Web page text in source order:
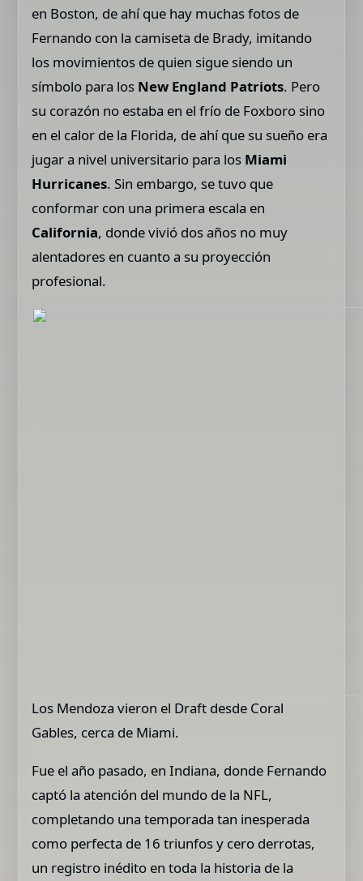
en Boston, de ahí que hay muchas fotos de
Fernando con la camiseta de Brady, imitando
los movimientos de quien sigue siendo un
símbolo para los New England Patriots. Pero
su corazón no estaba en el frío de Foxboro sino
en el calor de la Florida, de ahí que su sueño era
jugar a nivel universitario para los Miami
Hurricanes. Sin embargo, se tuvo que
conformar con una primera escala en
California, donde vivió dos años no muy
alentadores en cuanto a su proyección
profesional.
Los Mendoza vieron el Draft desde Coral
Gables, cerca de Miami.
Fue el año pasado, en Indiana, donde Fernando
captó la atención del mundo de la NFL,
completando una temporada tan inesperada
como perfecta de 16 triunfos y cero derrotas,
un registro inédito en toda la historia de la